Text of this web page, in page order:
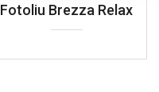
Fotoliu Brezza Relax